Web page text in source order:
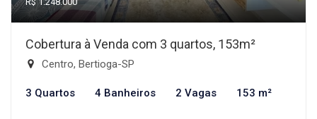
Cobertura à Venda com 3 quartos, 153m²
Centro, Bertioga-SP
3 Quartos 4 Banheiros 2 Vagas 153 m²